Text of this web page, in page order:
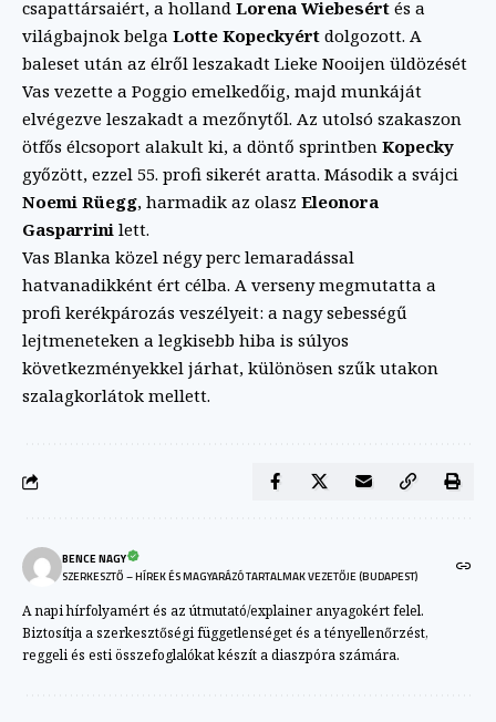
csapattársaiért, a holland Lorena Wiebesért és a
világbajnok belga Lotte Kopeckyért dolgozott. A
baleset után az élről leszakadt Lieke Nooijen üldözését
Vas vezette a Poggio emelkedőig, majd munkáját
elvégezve leszakadt a mezőnytől. Az utolsó szakaszon
ötfős élcsoport alakult ki, a döntő sprintben Kopecky
győzött, ezzel 55. profi sikerét aratta. Második a svájci
Noemi Rüegg, harmadik az olasz Eleonora
Gasparrini lett.
Vas Blanka közel négy perc lemaradással
hatvanadikként ért célba. A verseny megmutatta a
profi kerékpározás veszélyeit: a nagy sebességű
lejtmeneteken a legkisebb hiba is súlyos
következményekkel járhat, különösen szűk utakon
szalagkorlátok mellett.
BENCE NAGY
SZERKESZTŐ – HÍREK ÉS MAGYARÁZÓ TARTALMAK VEZETŐJE (BUDAPEST)
A napi hírfolyamért és az útmutató/explainer anyagokért felel.
Biztosítja a szerkesztőségi függetlenséget és a tényellenőrzést,
reggeli és esti összefoglalókat készít a diaszpóra számára.